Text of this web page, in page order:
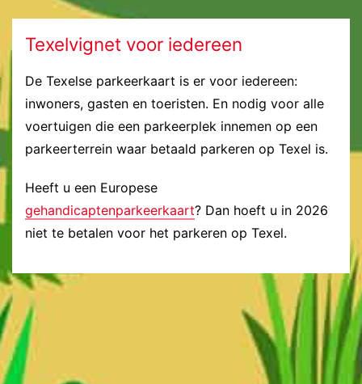
Texelvignet voor iedereen
De Texelse parkeerkaart is er voor iedereen:
inwoners, gasten en toeristen. En nodig voor alle
voertuigen die een parkeerplek innemen op een
parkeerterrein waar betaald parkeren op Texel is.
Heeft u een Europese
gehandicaptenparkeerkaart? Dan hoeft u in 2026
niet te betalen voor het parkeren op Texel.